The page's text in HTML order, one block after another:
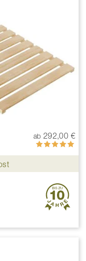
ab 292,00 €
Bewertung:
100%